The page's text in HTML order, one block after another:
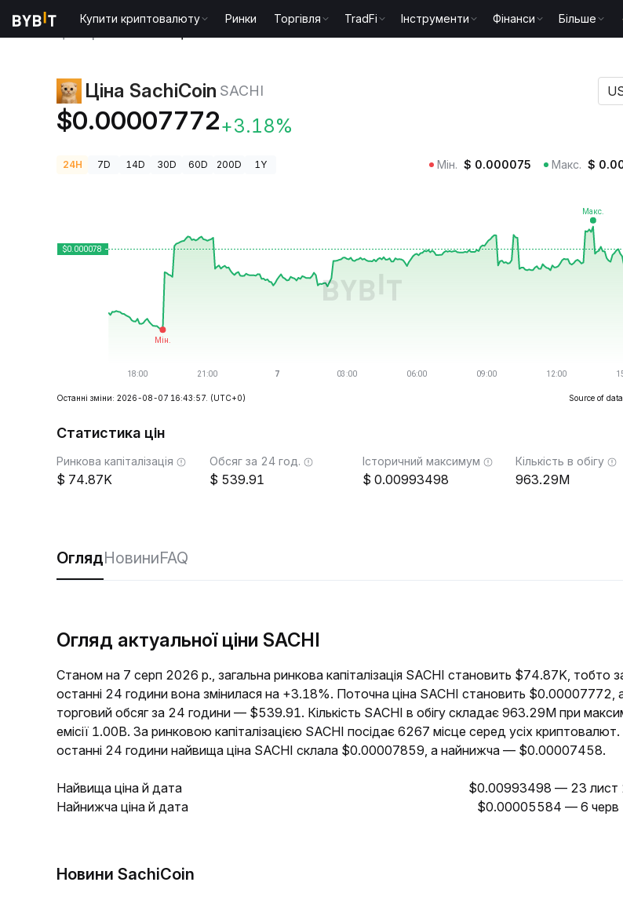
Купити криптовалюту Ринки Торгівля TradFi Інструменти Фінанси Більше
Ціна SachiCoin SACHI
$0.00007772+3.18%
24H 7D 14D 30D 60D 200D 1Y Мін. $ 0.000075 Макс. $
Останні зміни: 2026-08-07 16:43:57. (UTC+0) Source of
Статистика цін
Ринкова капіталізація
74.87K
Обсяг за 24 год.
539.91
Історичний максимум
0.00993498
Кількість в обігу
963.29M
ОглядНовиниFAQ
Огляд актуальної ціни SACHI
Станом на 7 серп 2026 р., загальна ринкова капіталізація SACHI становить $74.87K, тобто
останні 24 години вона змінилася на +3.18%. Поточна ціна SACHI становить $0.00007772,
торговий обсяг за 24 години — $539.91. Кількість SACHI в обігу складає 963.29M при
емісії 1.00B. За ринковою капіталізацією SACHI посідає 6267 місце серед усіх
останні 24 години найвища ціна SACHI склала $0.00007859, а найнижча — $0.00007458.
Найвища ціна й дата
$0.00993498 — 23 лист
Найнижча ціна й дата
$0.00005584 — 6 черв
Новини SachiCoin